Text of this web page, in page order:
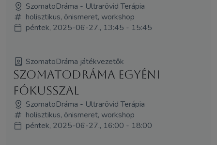
SzomatoDráma - Ultrarövid Terápia
holisztikus, önismeret, workshop
péntek, 2025-06-27., 13:45 - 15:45
SzomatoDráma játékvezetők
SzomatoDráma Egyéni
fókusszal
SzomatoDráma - Ultrarövid Terápia
holisztikus, önismeret, workshop
péntek, 2025-06-27., 16:00 - 18:00